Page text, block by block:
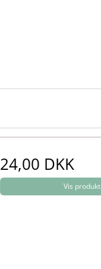
24,00 DKK
Vis produkt